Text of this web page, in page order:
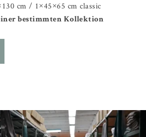
cm / 1×45×65 cm classic
bestimmten Kollektion